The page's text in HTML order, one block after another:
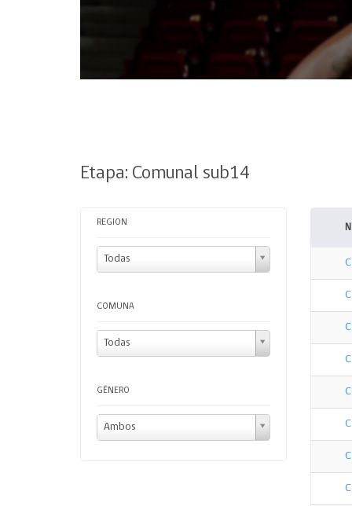
Etapa: Comunal sub14
REGION
Todas
COMUNA
Todas
GÉNERO
Ambos